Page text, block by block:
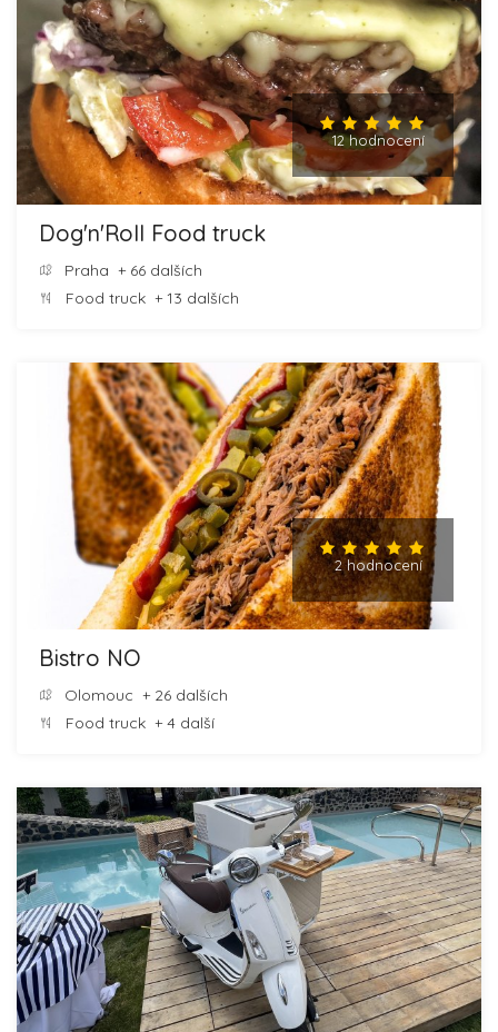
12 hodnocení
Dog'n'Roll Food truck
Praha + 66 dalších
Food truck + 13 dalších
2 hodnocení
Bistro NO
Olomouc + 26 dalších
Food truck + 4 další